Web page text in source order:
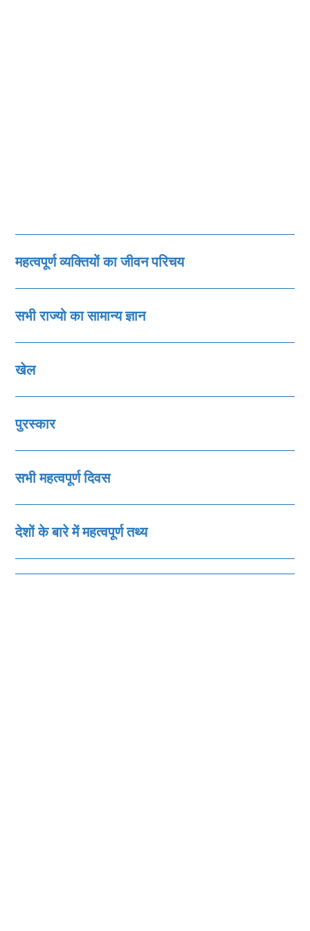
महत्‍वपूर्ण व्‍यक्तियों का जीवन परिचय
सभी राज्‍यो का सामान्‍य ज्ञान
खेल
पुरस्‍कार
सभी महत्‍वपूर्ण दिवस
देशों के बारे में महत्‍वपूर्ण तथ्‍य